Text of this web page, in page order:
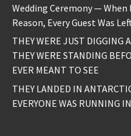
Wedding Ceremony —
Reason, Every Guest Was
THEY WERE JUST
THEY WERE STANDING
EVER MEANT TO SEE
THEY LANDED IN
EVERYONE WAS RUNNING